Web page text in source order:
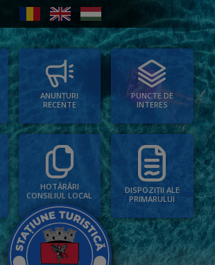
ANUNȚURI
RECENTE
PUNCTE DE
INTERES
HOTĂRÂRI
CONSILIUL LOCAL
DISPOZIȚII ALE
PRIMARULUI